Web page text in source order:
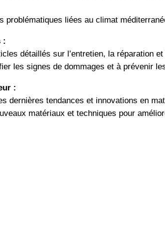
problématiques liées au climat
:
détaillés sur l’entretien, la réparation
les signes de dommages et à prévenir
:
dernières tendances et innovations en
matériaux et techniques pour